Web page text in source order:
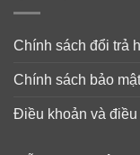
Vitamin B6
Vitamin B12
Và một số các
thiamin
Chính sách đổi trả
Chính sách bảo mật
Điều khoản và điều